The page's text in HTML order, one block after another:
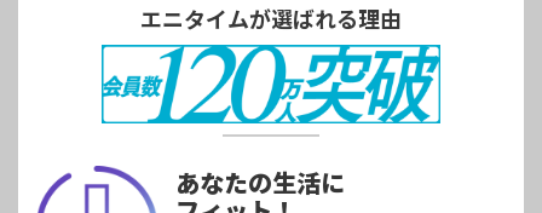
エニタイムが選ばれる理由
あなたの生活に